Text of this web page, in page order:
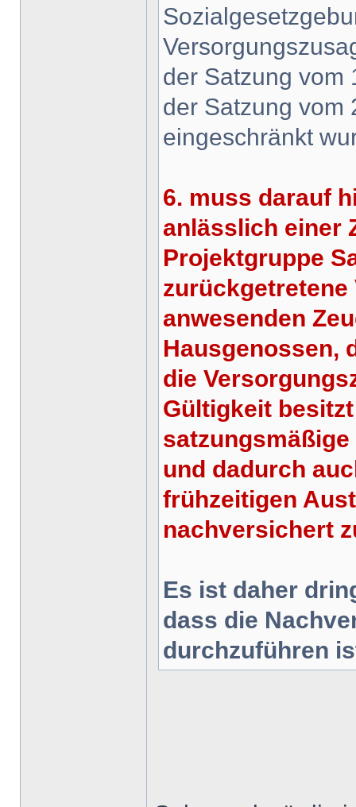
der Satzung vom
der Satzung vom
eingeschränkt
6. muss darauf
anlässlich einer
Projektgruppe
zurückgetretene
anwesenden
Hausgenossen,
die
Gültigkeit
und dadurch
frühzeitigen
nachversichert
Es ist daher
dass die
durchzuführen